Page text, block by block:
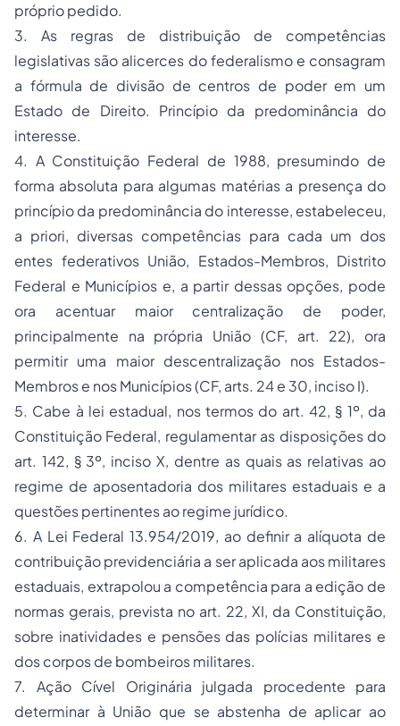
próprio pedido.
3. As regras de distribuição de competências
legislativas são alicerces do federalismo e consagram
a fórmula de divisão de centros de poder em um
Estado de Direito. Princípio da predominância do
interesse.
4. A Constituição Federal de 1988, presumindo de
forma absoluta para algumas matérias a presença do
princípio da predominância do interesse, estabeleceu,
a priori, diversas competências para cada um dos
entes federativos União, Estados-Membros, Distrito
Federal e Municípios e, a partir dessas opções, pode
ora acentuar maior centralização de poder,
principalmente na própria União (CF, art. 22), ora
permitir uma maior descentralização nos Estados-
Membros e nos Municípios (CF, arts. 24 e 30, inciso I).
5. Cabe à lei estadual, nos termos do art. 42, § 1º, da
Constituição Federal, regulamentar as disposições do
art. 142, § 3º, inciso X, dentre as quais as relativas ao
regime de aposentadoria dos militares estaduais e a
questões pertinentes ao regime jurídico.
6. A Lei Federal 13.954/2019, ao definir a alíquota de
contribuição previdenciária a ser aplicada aos militares
estaduais, extrapolou a competência para a edição de
normas gerais, prevista no art. 22, XI, da Constituição,
sobre inatividades e pensões das polícias militares e
dos corpos de bombeiros militares.
7. Ação Cível Originária julgada procedente para
determinar à União que se abstenha de aplicar ao